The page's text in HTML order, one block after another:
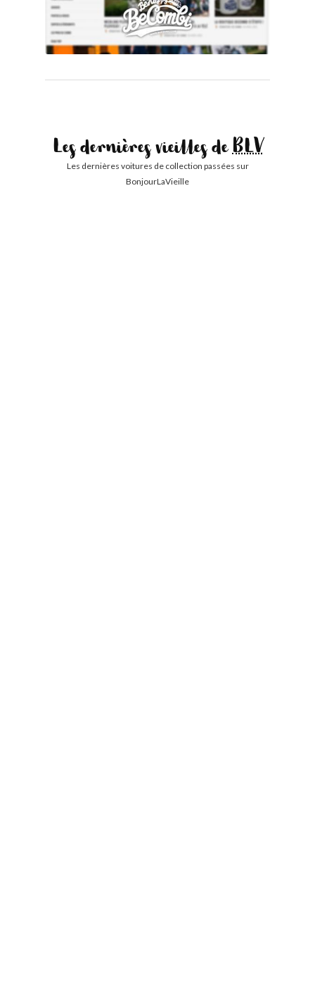
Les dernières vieilles deBLV
Les dernières voitures de collection passées sur
BonjourLaVieille